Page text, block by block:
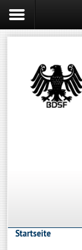
Startseite